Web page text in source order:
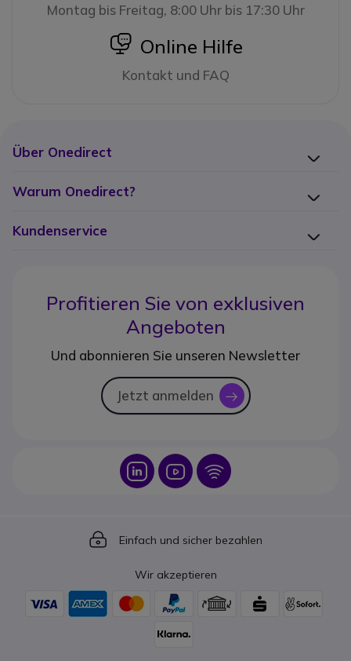
Montag bis Freitag, 8:00 Uhr bis 17:30 Uhr
icon
Online Hilfe
Kontakt und FAQ
Über Onedirect
Warum Onedirect?
Kundenservice
Profitieren Sie von exklusiven
Angeboten
Und abonnieren Sie unseren Newsletter
Jetzt anmelden icon
Icon Icon Icon
Icon
Einfach und sicher bezahlen
Wir akzeptieren